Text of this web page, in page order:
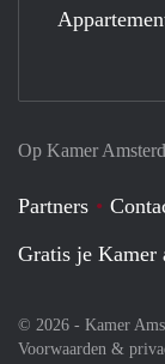
Op Kamer
Partners
Gratis je Kamer
© 2026 - Kamer
Voorwaarden &